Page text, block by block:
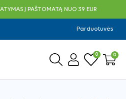
Į PAŠTOMATĄ NUO 39 EUR
Parduotuvės
0 0